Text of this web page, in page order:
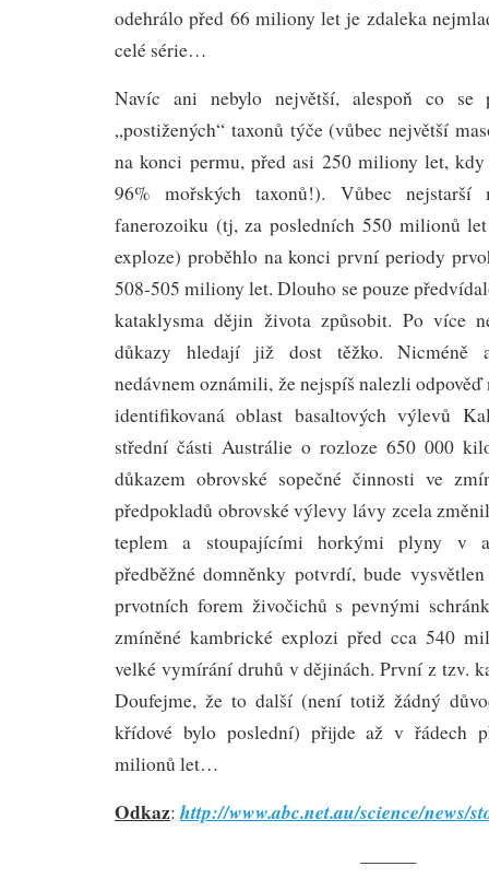
odehrálo před 66 miliony let je zdaleka
celé série…
Navíc ani nebylo největší, alespoň co se
„postižených“ taxonů týče (vůbec největší
na konci permu, před asi 250 miliony let,
96% mořských taxonů!). Vůbec nejstarší
fanerozoiku (tj, za posledních 550 milionů
exploze) proběhlo na konci první periody
508-505 miliony let. Dlouho se pouze
kataklysma dějin života způsobit. Po více
důkazy hledají již dost těžko. Nicméně
nedávnem oznámili, že nejspíš nalezli odpověď
identifikovaná oblast basaltových výlevů
střední části Austrálie o rozloze 650 000
důkazem obrovské sopečné činnosti ve
předpokladů obrovské výlevy lávy zcela
teplem a stoupajícími horkými plyny v
předběžné domněnky potvrdí, bude
prvotních forem živočichů s pevnými
zmíněné kambrické explozi před cca 540
velké vymírání druhů v dějinách. První z tzv.
Doufejme, že to další (není totiž žádný
křídové bylo poslední) přijde až v řádech
milionů let…
Odkaz: http://www.abc.net.au/science/news/
———